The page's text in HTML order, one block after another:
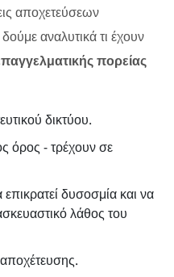
αποχετεύσεων
αναλυτικά τι έχουν
πορείας
δικτύου.
όρος - τρέχουν σε
δυσοσμία και να
λάθος του